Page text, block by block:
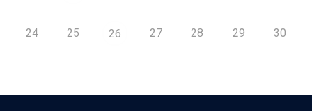
24 25 26 27 28 29 30